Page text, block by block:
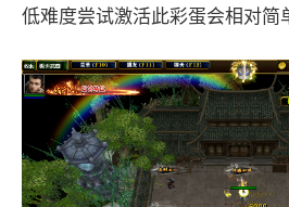
低难度尝试激活此彩蛋会相对简